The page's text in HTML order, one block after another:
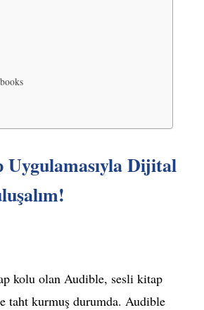
Uygulamasıyla Dijital
kolu olan Audible, sesli kitap
taht kurmuş durumda. Audible